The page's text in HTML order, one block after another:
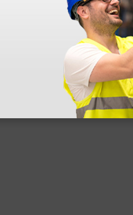
proposée par le site.
! Ce n'est pas le cas. En ce qui